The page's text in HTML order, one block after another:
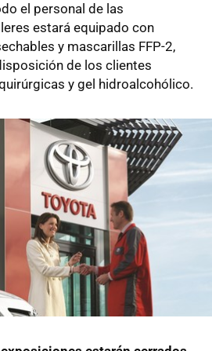
el personal de las
estará equipado con
y mascarillas FFP-2,
de los clientes
y gel hidroalcohólico.